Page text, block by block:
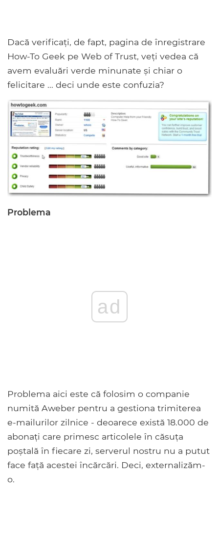
Dacă verificați, de fapt, pagina de înregistrare
How-To Geek pe Web of Trust, veți vedea că
avem evaluări verde minunate și chiar o
felicitare ... deci unde este confuzia?
Problema
ad
Problema aici este că folosim o companie
numită Aweber pentru a gestiona trimiterea
e-mailurilor zilnice - deoarece există 18.000 de
abonați care primesc articolele în căsuța
poștală în fiecare zi, serverul nostru nu a putut
face față acestei încărcări. Deci, externalizăm-
o.